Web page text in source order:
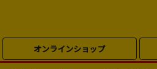
オンラインショップ